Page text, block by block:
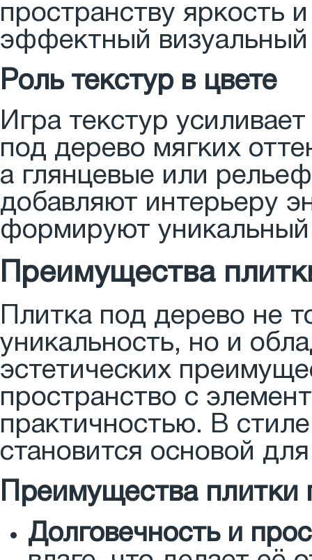
пространству яркость
эффектный визуальный
Роль текстур в цвете
Игра текстур
под дерево мягких
а глянцевые или
добавляют интерьеру
формируют
Преимущества
Плитка под дерево не
уникальность, но и
эстетических
пространство с
практичностью. В
становится основой
Преимущества плитки
Долговечность и